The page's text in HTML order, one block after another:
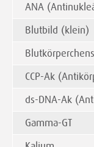
ANA
Blutbild (klein)
CCP-Ak
ds-DNA-Ak
Gamma-GT